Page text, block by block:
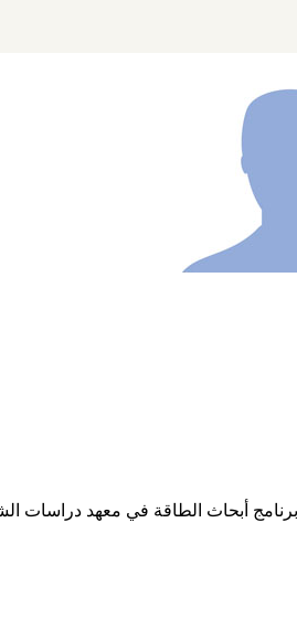
أبحاث الطاقة في معهد دراسات